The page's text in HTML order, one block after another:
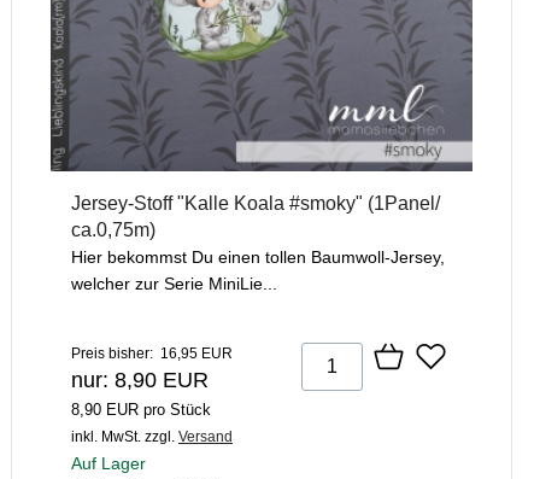
Jersey-Stoff "Kalle Koala #smoky" (1Panel/
ca.0,75m)
Hier bekommst Du einen tollen Baumwoll-Jersey,
welcher zur Serie MiniLie...
Preis bisher: 16,95 EUR
nur: 8,90 EUR
8,90 EUR pro Stück
inkl. MwSt. zzgl. Versand
Auf Lager